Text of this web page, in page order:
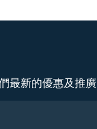
最新的優惠及推廣